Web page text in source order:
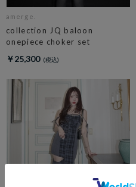
amerge.
collection JQ baloon
onepiece choker set
￥25,300